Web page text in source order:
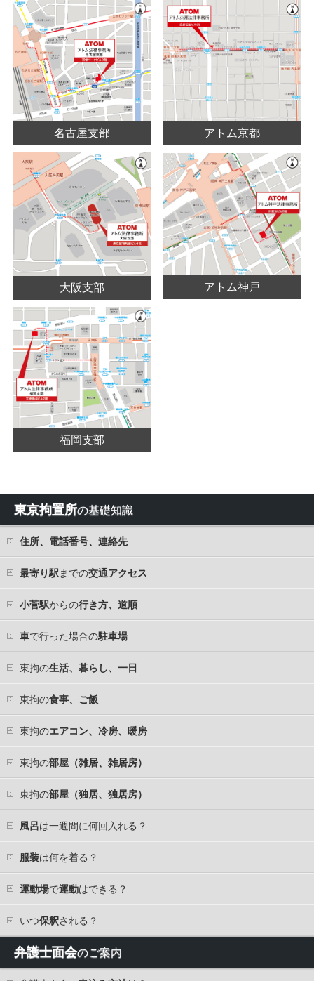
名古屋支部 アトム京都
大阪支部 アトム神戸
福岡支部
東京拘置所の基礎知識
住所、電話番号、連絡先
最寄り駅 までの交通アクセス
小菅駅からの行き方、道順
車で行った場合の駐車場
東拘の生活、暮らし、一日
東拘の食事、ご飯
東拘のエアコン、冷房、暖房
東拘の部屋（雑居、雑居房）
東拘の部屋（独居、独居房）
風呂は一週間に何回入れる？
服装は何を着る？
運動場で運動はできる？
いつ保釈される？
弁護士面会のご案内